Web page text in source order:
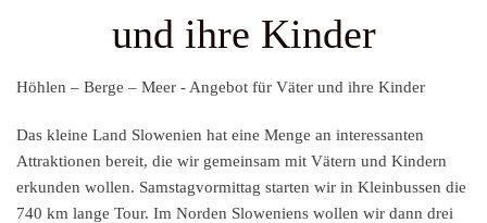
und ihre Kinder
Höhlen – Berge – Meer - Angebot für Väter und ihre Kinder
Das kleine Land Slowenien hat eine Menge an interessanten
Attraktionen bereit, die wir gemeinsam mit Vätern und Kindern
erkunden wollen. Samstagvormittag starten wir in Kleinbussen die
740 km lange Tour. Im Norden Sloweniens wollen wir dann drei